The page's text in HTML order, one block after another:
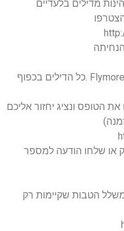
מדילים בלעדיים
כל הזכויות שמורות לחברת Flymorepayless .כל הדילים בכפוף
הטופס ונציג יחזור אליכם
או שלחו הודעה למספר
הטבות שקיימות רק